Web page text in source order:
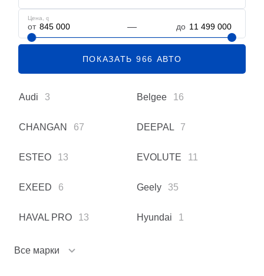
Цена, q
от до
ПОКАЗАТЬ 966 АВТО
Audi 3 Belgee 16
CHANGAN 67 DEEPAL 7
ESTEO 13 EVOLUTE 11
EXEED 6 Geely 35
HAVAL PRO 13 Hyundai 1
Все марки